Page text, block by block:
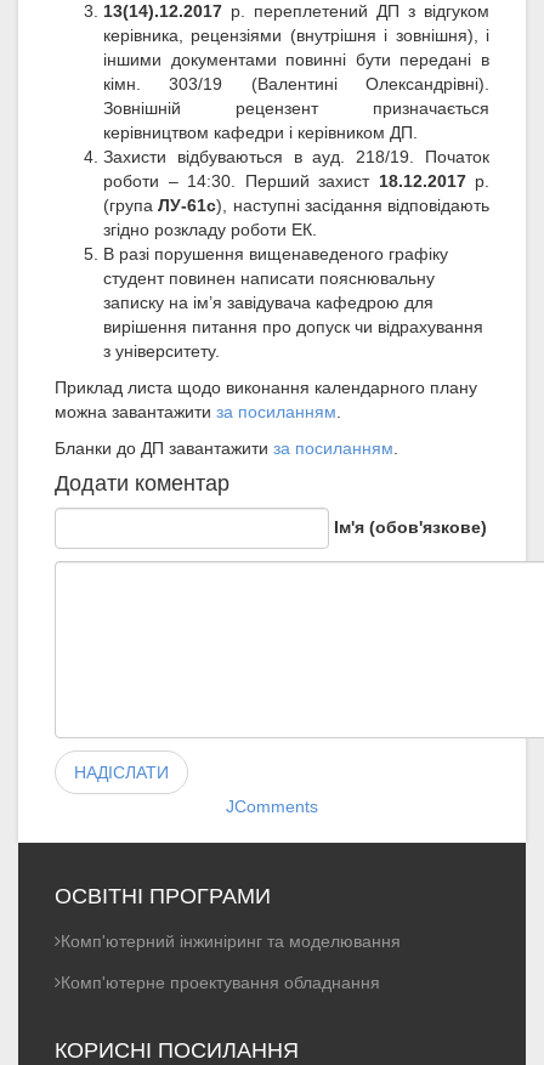
13(14).12.2017 р. переплетений ДП з відгуком
керівника, рецензіями (внутрішня і зовнішня), і
іншими документами повинні бути передані в
кімн. 303/19 (Валентині Олександрівні).
Зовнішній рецензент призначається
керівництвом кафедри і керівником ДП.
Захисти відбуваються в ауд. 218/19. Початок
роботи – 14:30. Перший захист 18.12.2017р.
(групаЛУ-61с), наступні засідання відповідають
згідно розкладу роботи ЕК.
В разі порушення вищенаведеного графіку
студент повинен написати пояснювальну
записку на ім’я завідувача кафедрою для
вирішення питання про допуск чи відрахування
з університету.
Приклад листа щодо виконання календарного плану
можна завантажити за посиланням
Бланки до ДП завантажити за посиланням
Додати коментар
Ім'я (обов'язкове)
НАДІСЛАТИ
JComments
ОСВІТНІ ПРОГРАМИ
Комп'ютерний інжиніринг та моделювання
Комп'ютерне проектування обладнання
КОРИСНІ ПОСИЛАННЯ